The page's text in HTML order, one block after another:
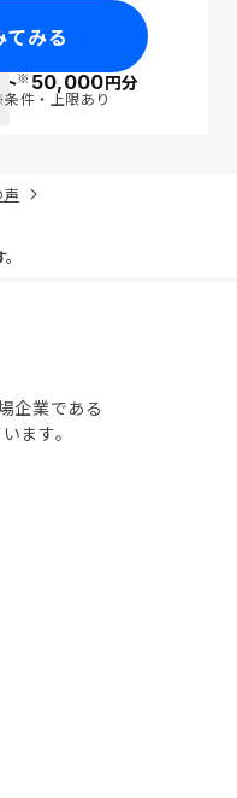
てみる
※50,000円分
件・上限あり
声
企業である
ます。